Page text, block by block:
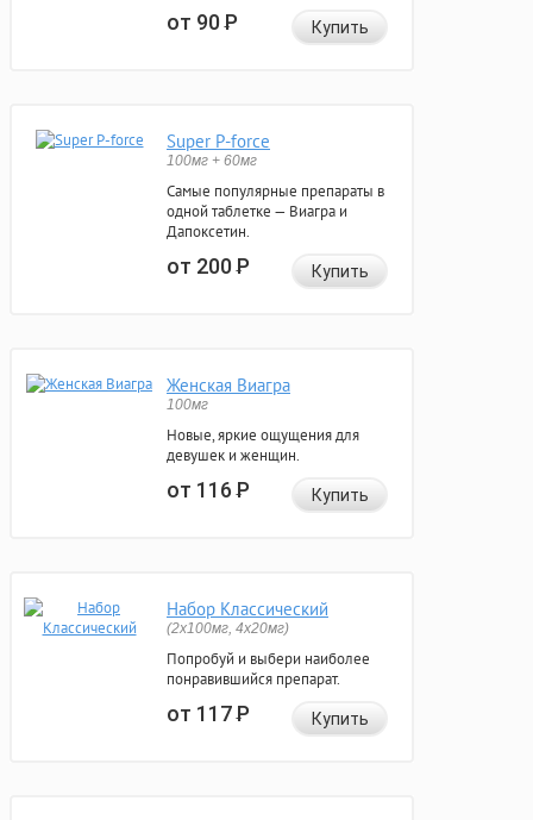
от 90Р Купить
Super P-force
100мг + 60мг
Самые популярные препараты в
одной таблетке — Виагра и
Дапоксетин.
от 200Р Купить
Женская Виагра
100мг
Новые, яркие ощущения для
девушек и женщин.
от 116Р Купить
Набор Классический
(2x100мг, 4x20мг)
Попробуй и выбери наиболее
понравившийся препарат.
от 117Р Купить